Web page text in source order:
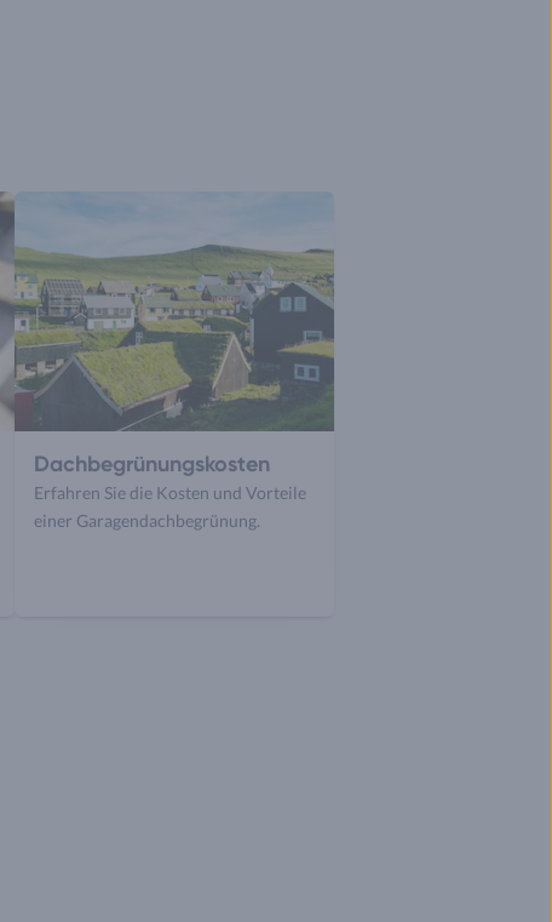
Dachbegrünungskosten
Erfahren Sie die Kosten und Vorteile
einer Garagendachbegrünung.